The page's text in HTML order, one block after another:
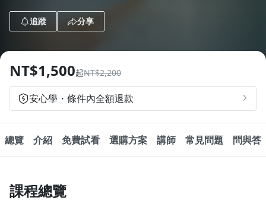
追蹤 分享
NT$1,500起NT$2,200
安心學・條件內全額退款
總覽 介紹 免費試看 選購方案 講師 常見問題 問與答
課程總覽